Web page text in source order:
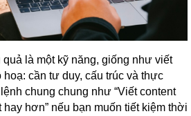
là một kỹ năng, giống như viết
hoạ: cần tư duy, cấu trúc và thực
chung chung như “Viết content
hay hơn” nếu bạn muốn tiết kiệm thời